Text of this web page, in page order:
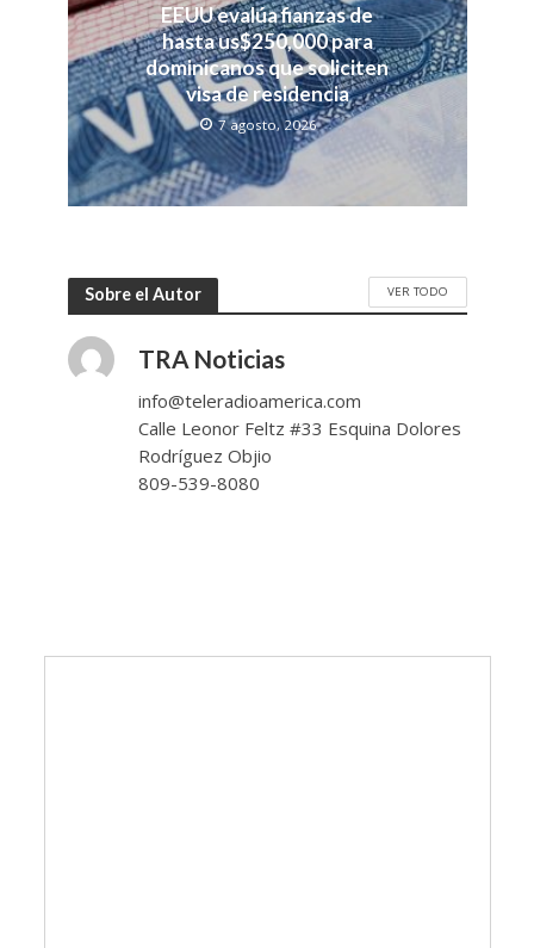
EEUU evalúa fianzas de
hasta us$250,000 para
dominicanos que soliciten
visa de residencia
7 agosto, 2026
Sobre el Autor VER TODO
TRA Noticias
info@teleradioamerica.com
Calle Leonor Feltz #33 Esquina Dolores
Rodríguez Objio
809-539-8080